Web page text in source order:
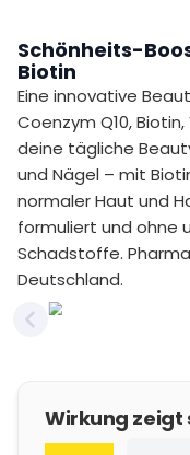
Schönheits-
Biotin
Eine innovative
Coenzym Q10,
deine tägliche
und Nägel – mit
normaler Haut und
formuliert und ohne
Schadstoffe.
Deutschland.
Previous slide
Wirkung zeigt